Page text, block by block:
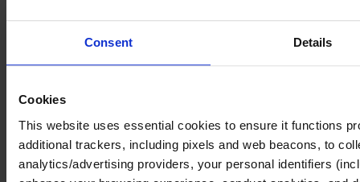
Consent Details
Cookies
This website uses essential cookies to ensure it functions
additional trackers, including pixels and web beacons, to
analytics/advertising providers, your personal identifiers
Keynote
Professorin Herminia Ibarra
Dialog
„Jeder hat Ziele, aber nur wenige sind bereit, dafür Opfer zu
bringen und sich zu schinden.“